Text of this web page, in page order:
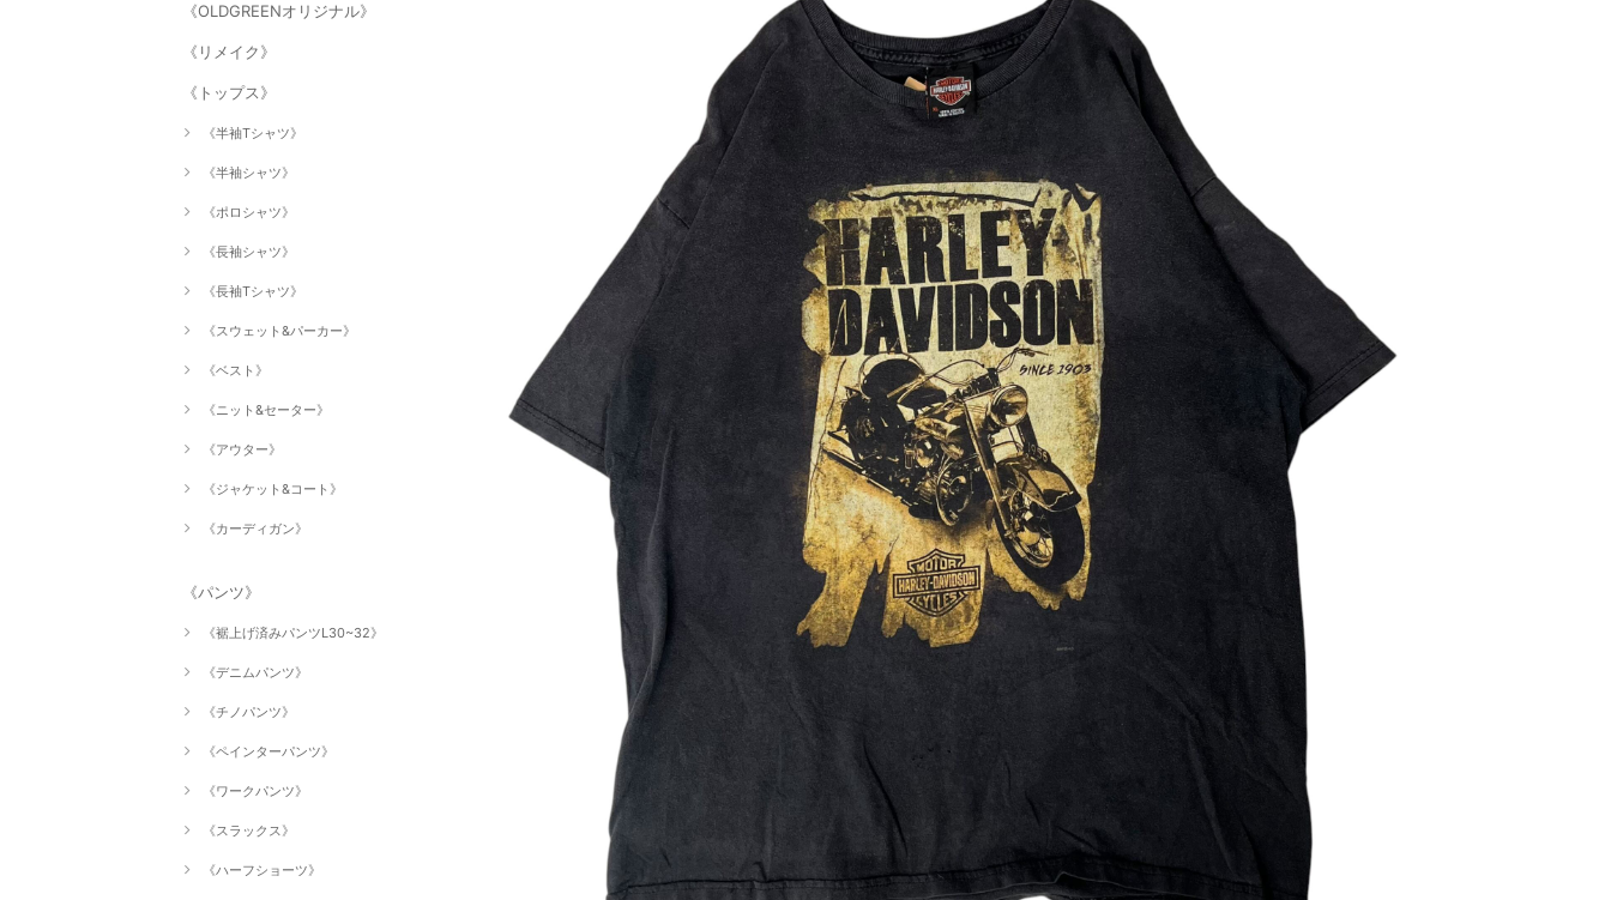
《OLDGREENオリジナル》
《リメイク》
《トップス》
《半袖Tシャツ》
《半袖シャツ》
《ポロシャツ》
《長袖シャツ》
《長袖Tシャツ》
《スウェット&パーカー》
《ベスト》
《ニット&セーター》
《アウター》
《ジャケット&コート》
《カーディガン》
《パンツ》
《裾上げ済みパンツL30~32》
《デニムパンツ》
《チノパンツ》
《ペインターパンツ》
《ワークパンツ》
《スラックス》
《ハーフショーツ》